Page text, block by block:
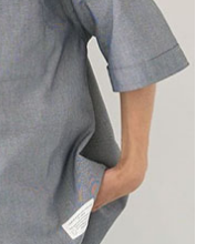
大進項蒐集、處理及利用，
、核對及更正。
oppay.tw/userRule
帳頁面顯示為準，若有關於
，請聯繫「AFTEE先享後付
support/home
先享後付」服務完成之交
將交易相關給付款項請求債
護人之同意方可使用
損失，本公司不負相關責